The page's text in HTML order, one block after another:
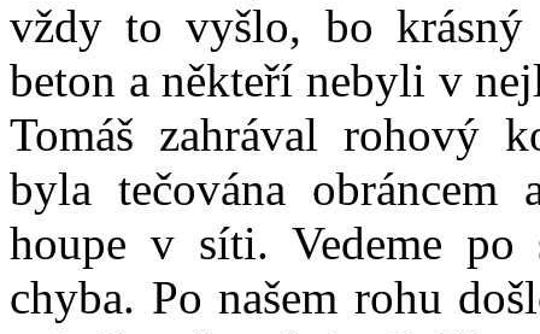
vždy to vyšlo, bo
beton a někteří nebyli v
Tomáš zahrával rohový
byla tečována
houpe v síti. Vedeme po
chyba. Po našem rohu